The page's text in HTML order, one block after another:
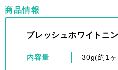
商品情報
ブレッシュホワイトニ
内容量 30g(約1ヶ